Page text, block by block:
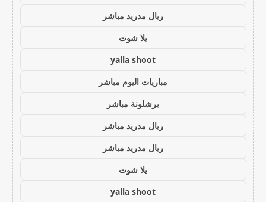
ريال مدريد مباشر
يلا شوت
yalla shoot
مباريات اليوم مباشر
برشلونة مباشر
ريال مدريد مباشر
ريال مدريد مباشر
يلا شوت
yalla shoot